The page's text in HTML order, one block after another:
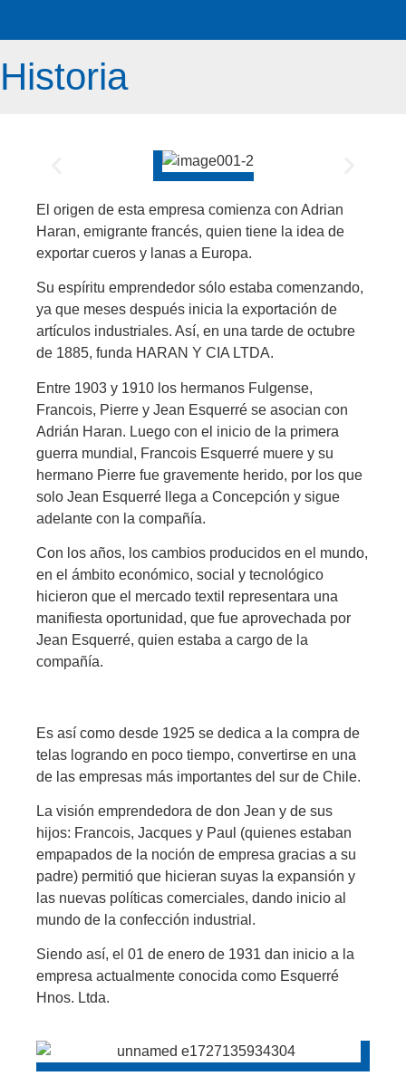
Historia
El origen de esta empresa comienza con Adrian
Haran, emigrante francés, quien tiene la idea de
exportar cueros y lanas a Europa.
Su espíritu emprendedor sólo estaba comenzando,
ya que meses después inicia la exportación de
artículos industriales. Así, en una tarde de octubre
de 1885, funda HARAN Y CIA LTDA.
Entre 1903 y 1910 los hermanos Fulgense,
Francois, Pierre y Jean Esquerré se asocian con
Adrián Haran. Luego con el inicio de la primera
guerra mundial, Francois Esquerré muere y su
hermano Pierre fue gravemente herido, por los que
solo Jean Esquerré llega a Concepción y sigue
adelante con la compañía.
Con los años, los cambios producidos en el mundo,
en el ámbito económico, social y tecnológico
hicieron que el mercado textil representara una
manifiesta oportunidad, que fue aprovechada por
Jean Esquerré, quien estaba a cargo de la
compañía.
Es así como desde 1925 se dedica a la compra de
telas logrando en poco tiempo, convertirse en una
de las empresas más importantes del sur de Chile.
La visión emprendedora de don Jean y de sus
hijos: Francois, Jacques y Paul (quienes estaban
empapados de la noción de empresa gracias a su
padre) permitió que hicieran suyas la expansión y
las nuevas políticas comerciales, dando inicio al
mundo de la confección industrial.
Siendo así, el 01 de enero de 1931 dan inicio a la
empresa actualmente conocida como Esquerré
Hnos. Ltda.